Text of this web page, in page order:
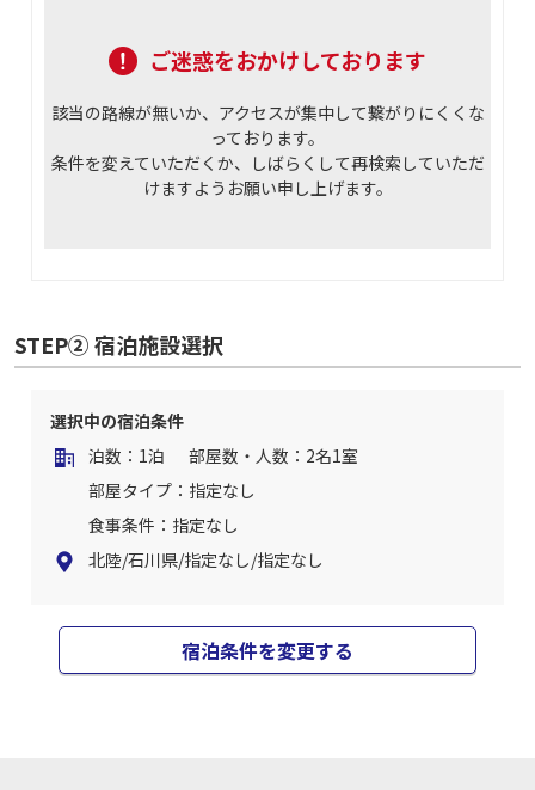
ご迷惑をおかけしております
該当の路線が無いか、アクセスが集中して繋がりにくくな
っております。
条件を変えていただくか、しばらくして再検索していただ
けますようお願い申し上げます。
STEP② 宿泊施設選択
選択中の宿泊条件
泊数：1泊
部屋数・人数：2名1室
部屋タイプ：指定なし
食事条件：指定なし
北陸/石川県/指定なし/指定なし
宿泊条件を変更する